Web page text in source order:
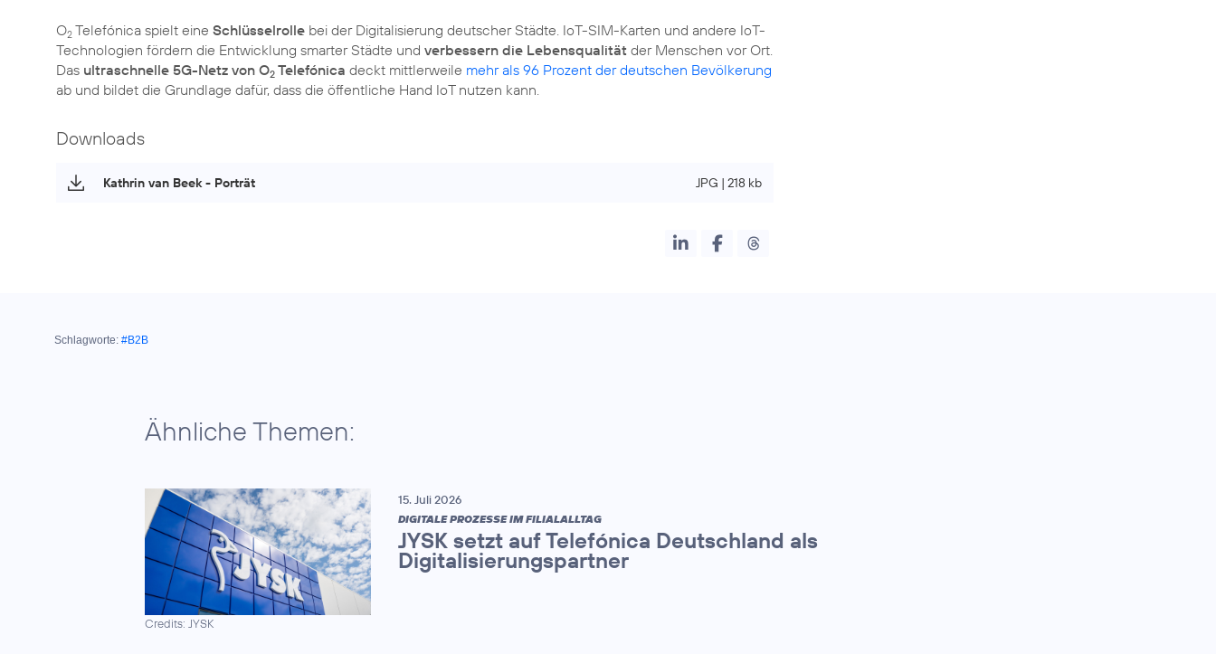
O2 Telefónica spielt eine Schlüsselrolle bei der Digitalisierung deutscher Städte. IoT-SIM-Karten und andere IoT-
Technologien fördern die Entwicklung smarter Städte und verbessern die Lebensqualität der Menschen vor Ort.
Das ultraschnelle 5G-Netz von O2 Telefónica deckt mittlerweile mehr als 96 Prozent der deutschen Bevölkerung
ab und bildet die Grundlage dafür, dass die öffentliche Hand IoT nutzen kann.
Downloads
Kathrin van Beek - Porträt JPG | 218 kb
Schlagworte: #B2B
Ähnliche Themen:
Credits: JYSK
15. Juli 2026
DIGITALE PROZESSE IM FILIALALLTAG
JYSK setzt auf Telefónica Deutschland als
Digitalisierungspartner